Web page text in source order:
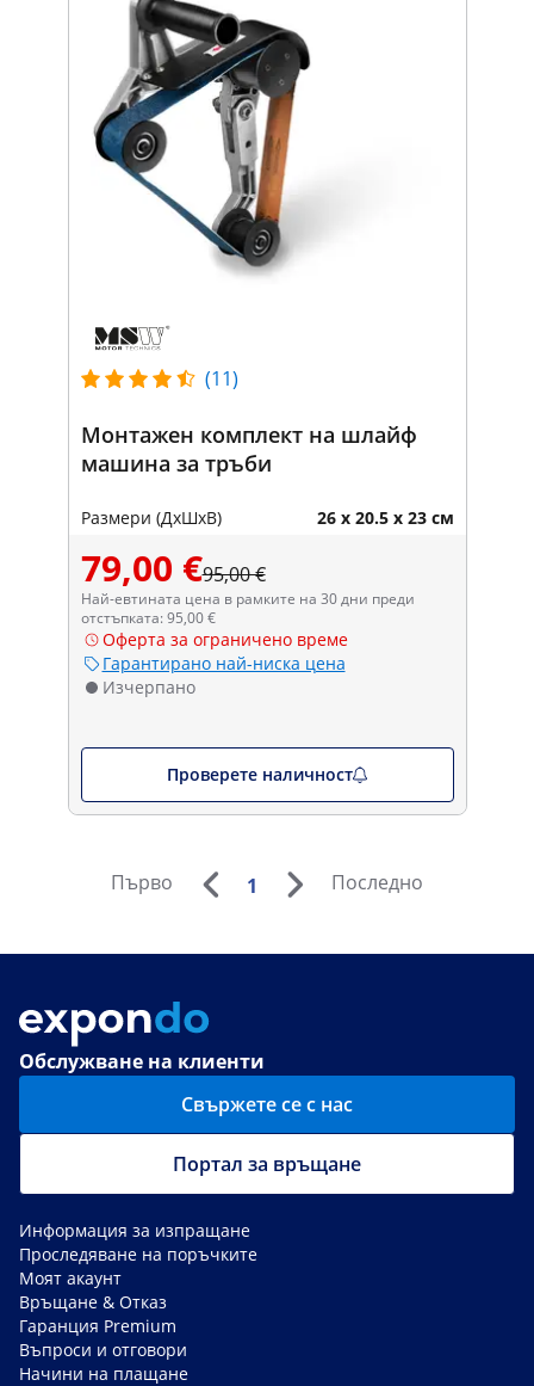
(11)
Монтажен комплект на шлайф
машина за тръби
Размери (ДxШxВ) 26 x 20.5 x 23 см
79,00 €95,00 €
Най-евтината цена в рамките на 30 дни преди
отстъпката: 95,00 €
Оферта за ограничено време
Гарантирано най-ниска цена
Изчерпано
Проверете наличност
Първо 1 Последно
Обслужване на клиенти
Свържете се с нас
Портал за връщане
Информация за изпращане
Проследяване на поръчките
Моят акаунт
Връщане & Отказ
Гаранция Premium
Въпроси и отговори
Начини на плащане